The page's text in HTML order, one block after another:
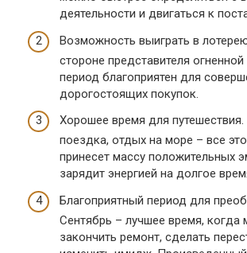
деятельности и двигаться к
Возможность выиграть в
стороне представителя
период благоприятен для
дорогостоящих покупок.
Хорошее время для
поездка, отдых на море – все
принесет массу положительных
зарядит энергией на долгое
Благоприятный период для
Сентябрь – лучшее время, когда
закончить ремонт, сделать